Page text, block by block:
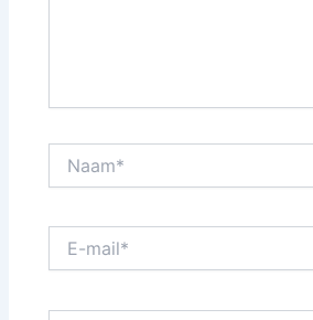
mail*